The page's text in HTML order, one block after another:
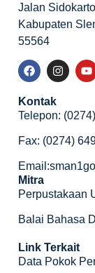
Jalan
Kabupaten
55564
Kontak
Telepon:
Fax: (0274)
Mitra
Perpustakaan
Balai Bahasa
Link Terkait
Data Pokok